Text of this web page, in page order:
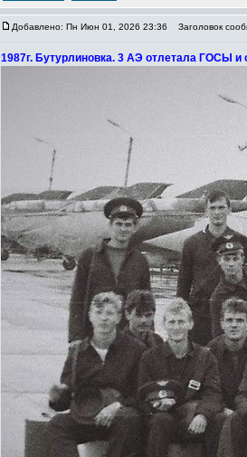
Добавлено: Пн Июн 01, 2026 23:36 Заголовок
1987г. Бутурлиновка. 3 АЭ отлетала ГОСЫ